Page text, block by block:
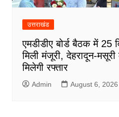
उत्तराखंड
एमडीडीए बोर्ड बैठक में 25
मिली मंजूरी, देहरादून-
मिलेगी रफ्तार
Admin August 6, 2026